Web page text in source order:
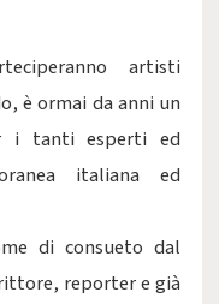
artisti
è ormai da anni un
i tanti esperti ed
italiana ed
di consueto dal
reporter e già